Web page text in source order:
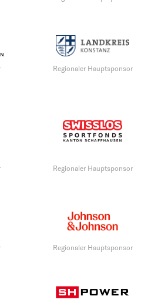
Regionaler Hauptsponsor
Regionaler Hauptsponsor
Regionaler Hauptsponsor